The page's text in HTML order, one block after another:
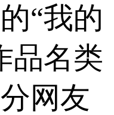
“我的
品名类
网友